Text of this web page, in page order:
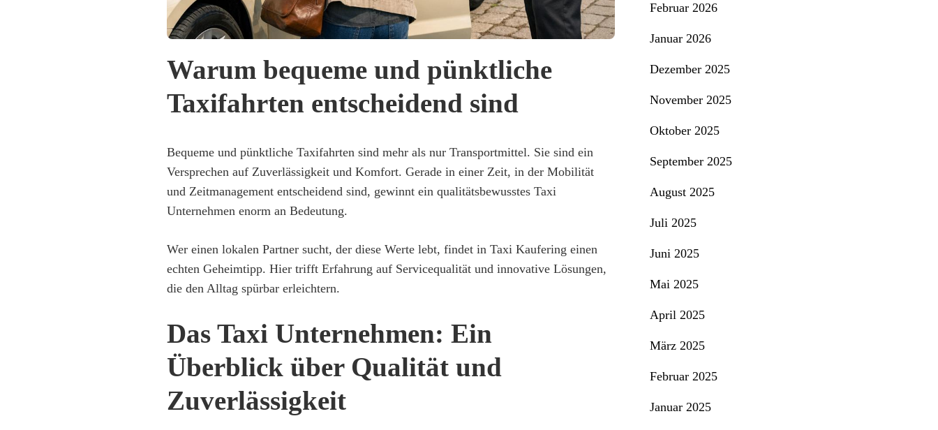
Warum bequeme und pünktliche
Taxifahrten entscheidend sind
Bequeme und pünktliche Taxifahrten sind mehr als nur Transportmittel. Sie sind ein
Versprechen auf Zuverlässigkeit und Komfort. Gerade in einer Zeit, in der Mobilität
und Zeitmanagement entscheidend sind, gewinnt ein qualitätsbewusstes Taxi
Unternehmen enorm an Bedeutung.
Wer einen lokalen Partner sucht, der diese Werte lebt, findet in Taxi Kaufering einen
echten Geheimtipp. Hier trifft Erfahrung auf Servicequalität und innovative Lösungen,
die den Alltag spürbar erleichtern.
Das Taxi Unternehmen: Ein
Überblick über Qualität und
Zuverlässigkeit
Februar 2026
Januar 2026
Dezember 2025
November 2025
Oktober 2025
September 2025
August 2025
Juli 2025
Juni 2025
Mai 2025
April 2025
März 2025
Februar 2025
Januar 2025